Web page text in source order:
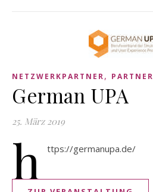
NETZWERKPARTNER, PARTNER
German UPA
25. März 2019
h ttps://germanupa.de/